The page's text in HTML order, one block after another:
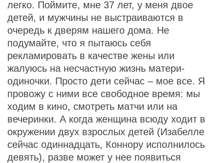
легко. Поймите, мне 37 лет, у меня двое
детей, и мужчины не выстраиваются в
очередь к дверям нашего дома. Не
подумайте, что я пытаюсь себя
рекламировать в качестве жены или
жалуюсь на несчастную жизнь матери-
одиночки. Просто дети сейчас – мое все. Я
провожу с ними все свободное время: мы
ходим в кино, смотреть матчи или на
вечеринки. А когда женщина всюду ходит в
окружении двух взрослых детей (Изабелле
сейчас одиннадцать, Коннору исполнилось
девять), разве может у нее появиться